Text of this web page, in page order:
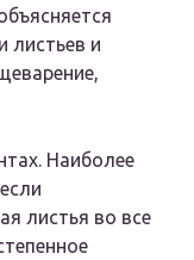
листьев и
Наиболее
листья во все